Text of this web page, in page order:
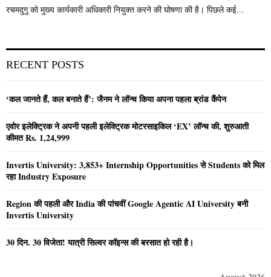
रचमदुगु को मुख्य कार्यकारी अधिकारी नियुक्त करने की घोषणा की है। पिछले कई...
RECENT POSTS
‘कल जानते हैं, कल बनाते हैं’: जैनम ने लॉन्च किया अपना पहला ब्रांड कैंपेन
एवोर इलेक्ट्रिक ने अपनी पहली इलेक्ट्रिक मोटरसाइकिल ‘EX’ लॉन्च की, शुरुआती
कीमत Rs. 1,24,999
Invertis University: 3,853+ Internship Opportunities से Students को मिल
रहा Industry Exposure
Region की पहली और India की पांचवीं Google Agentic AI University बनी
Invertis University
30 दिन. 30 विजेता! यात्री सिल्वर कॉइन्स की बरसात हो रही है।